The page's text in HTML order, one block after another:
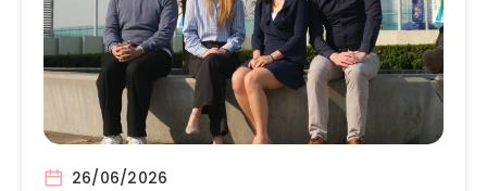
26/06/2026